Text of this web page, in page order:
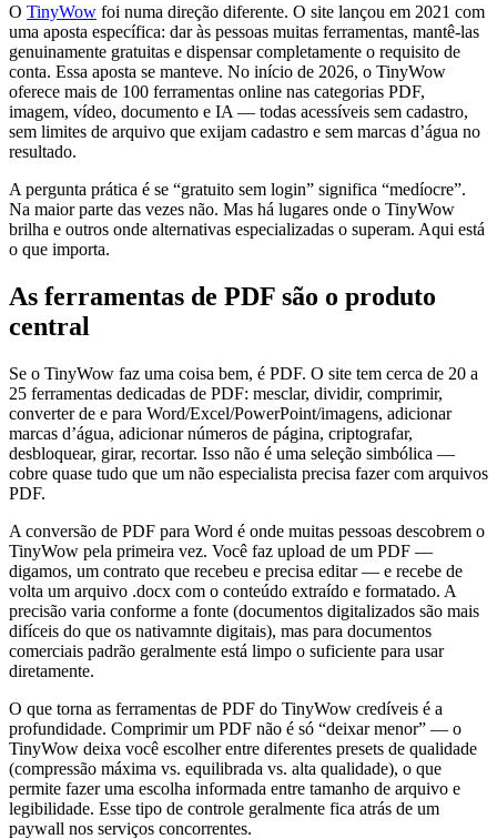
O TinyWow foi numa direção diferente. O site lançou em 2021 com
uma aposta específica: dar às pessoas muitas ferramentas, mantê-las
genuinamente gratuitas e dispensar completamente o requisito de
conta. Essa aposta se manteve. No início de 2026, o TinyWow
oferece mais de 100 ferramentas online nas categorias PDF,
imagem, vídeo, documento e IA — todas acessíveis sem cadastro,
sem limites de arquivo que exijam cadastro e sem marcas d’água no
resultado.
A pergunta prática é se “gratuito sem login” significa “medíocre”.
Na maior parte das vezes não. Mas há lugares onde o TinyWow
brilha e outros onde alternativas especializadas o superam. Aqui está
o que importa.
As ferramentas de PDF são o produto
central
Se o TinyWow faz uma coisa bem, é PDF. O site tem cerca de 20 a
25 ferramentas dedicadas de PDF: mesclar, dividir, comprimir,
converter de e para Word/Excel/PowerPoint/imagens, adicionar
marcas d’água, adicionar números de página, criptografar,
desbloquear, girar, recortar. Isso não é uma seleção simbólica —
cobre quase tudo que um não especialista precisa fazer com arquivos
PDF.
A conversão de PDF para Word é onde muitas pessoas descobrem o
TinyWow pela primeira vez. Você faz upload de um PDF —
digamos, um contrato que recebeu e precisa editar — e recebe de
volta um arquivo .docx com o conteúdo extraído e formatado. A
precisão varia conforme a fonte (documentos digitalizados são mais
difíceis do que os nativamnte digitais), mas para documentos
comerciais padrão geralmente está limpo o suficiente para usar
diretamente.
O que torna as ferramentas de PDF do TinyWow credíveis é a
profundidade. Comprimir um PDF não é só “deixar menor” — o
TinyWow deixa você escolher entre diferentes presets de qualidade
(compressão máxima vs. equilibrada vs. alta qualidade), o que
permite fazer uma escolha informada entre tamanho de arquivo e
legibilidade. Esse tipo de controle geralmente fica atrás de um
paywall nos serviços concorrentes.